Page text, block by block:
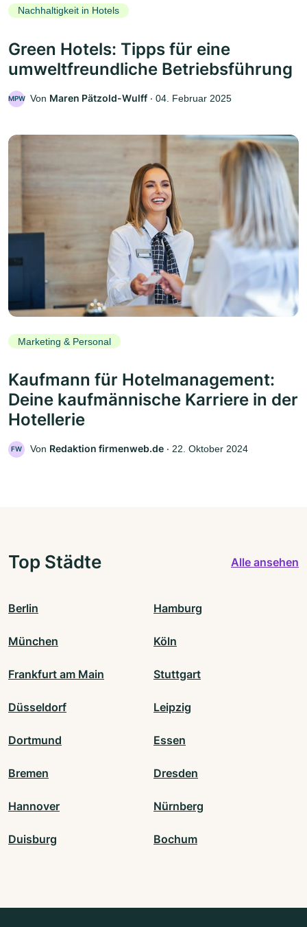
Nachhaltigkeit in Hotels
Green Hotels: Tipps für eine
umweltfreundliche Betriebsführung
MPW Von Maren Pätzold-Wulff ‧ 04. Februar 2025
Marketing & Personal
Kaufmann für Hotelmanagement:
Deine kaufmännische Karriere in der
Hotellerie
FW Von Redaktion firmenweb.de ‧ 22. Oktober 2024
Top Städte Alle ansehen
Berlin Hamburg
München Köln
Frankfurt am Main Stuttgart
Düsseldorf Leipzig
Dortmund Essen
Bremen Dresden
Hannover Nürnberg
Duisburg Bochum